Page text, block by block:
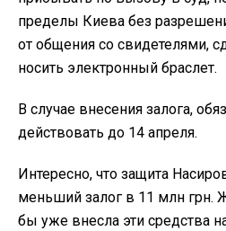
пределы Киева без
от общения со свидетелями,
носить электронный браслет.
В случае внесения залога,
действовать до 14 апреля.
Интересно, что защита
меньший залог в 11 млн грн.
бы уже внесла эти средства